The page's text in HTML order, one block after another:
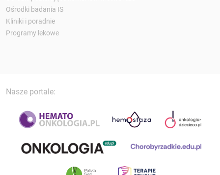
Ośrodki badania IS
Kliniki i poradnie
Programy lekowe
Nasze portale: